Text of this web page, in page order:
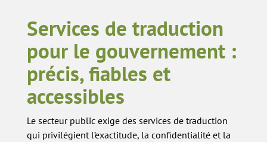
Services de traduction
pour le gouvernement :
précis, fiables et
accessibles
Le secteur public exige des services de traduction
qui privilégient l’exactitude, la confidentialité et la